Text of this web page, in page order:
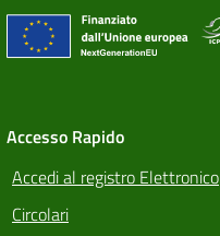
Accesso Rapido
Accedi al registro Elettronico
Circolari